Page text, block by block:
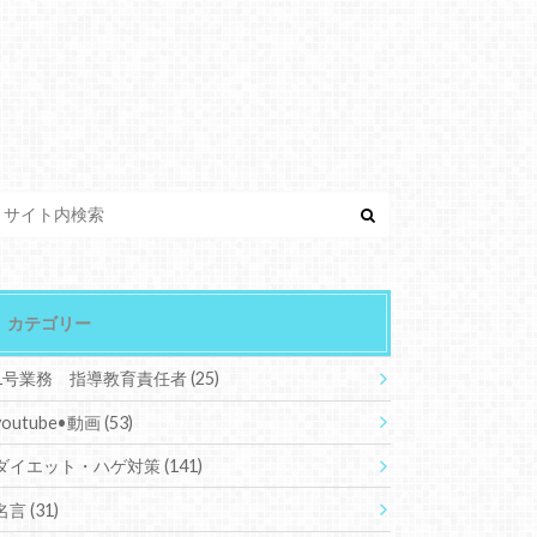
カテゴリー
号業務 指導教育責任者(25)
動画(53)
イエット・ハゲ対策(141)
言(31)